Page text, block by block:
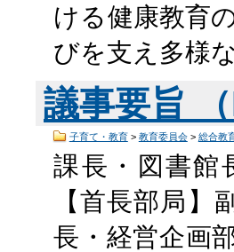
ける健康教育
びを支え多様
議事要旨
子育て・教育> 教育委員会> 総合教
課長・図書館
【首長部局】
長・経営企画